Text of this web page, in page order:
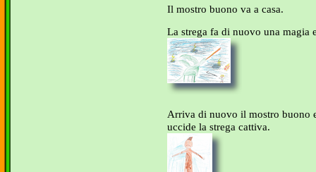
Il mostro buono va a casa.
La strega fa di nuovo una magia
Arriva di nuovo il mostro buono
uccide la strega cattiva.